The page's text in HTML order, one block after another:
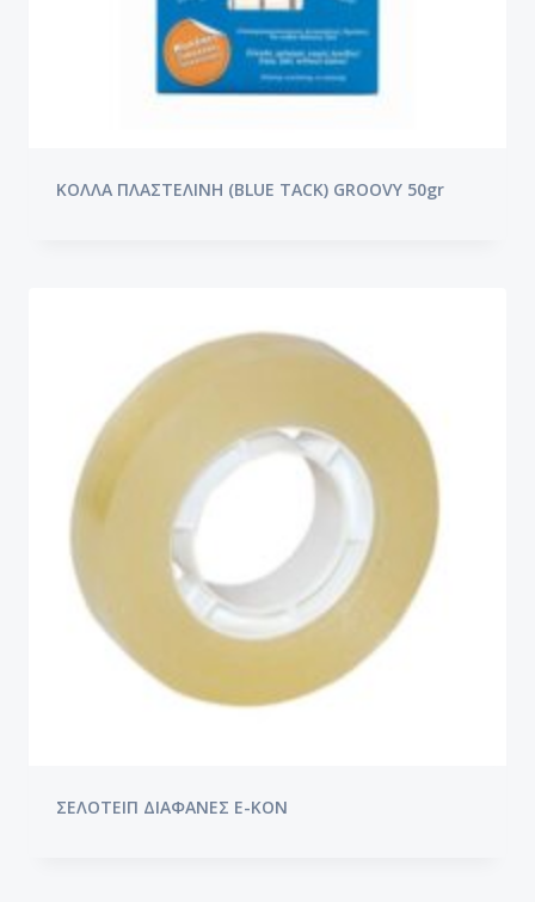
ΚΟΛΛΑ ΠΛΑΣΤΕΛΙΝΗ (BLUE TACK) GROOVY 50gr
ΣΕΛΟΤΕΙΠ ΔΙΑΦΑΝΕΣ E-KON